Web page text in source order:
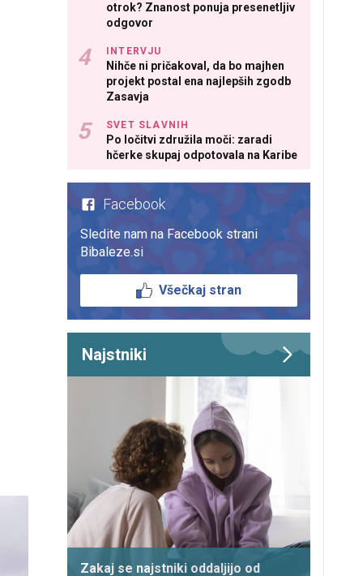
otrok? Znanost ponuja presenetljiv
odgovor
INTERVJU
Nihče ni pričakoval, da bo majhen
projekt postal ena najlepših zgodb
Zasavja
SVET SLAVNIH
Po ločitvi združila moči: zaradi
hčerke skupaj odpotovala na Karibe
Facebook
Sledite nam na Facebook strani
Bibaleze.si
Všečkaj stran
Najstniki
Zakaj se najstniki oddaljijo od